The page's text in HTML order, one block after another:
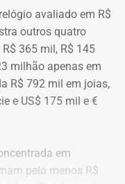
avaliado em R$
outros quatro
365 mil, R$ 145
milhão apenas em
R$ 792 mil em joias,
e US$ 175 mil e €
em
pelo menos R$